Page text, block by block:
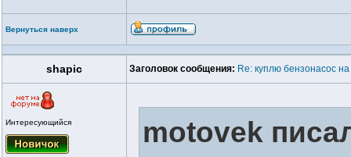
Вернуться наверх
shapic Заголовок сообщения: Re: куплю бензонасос
Интересующийся motovek